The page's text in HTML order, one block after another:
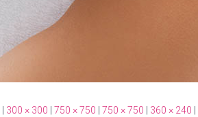
300 × 300 750 × 750 750 × 750 360 × 240